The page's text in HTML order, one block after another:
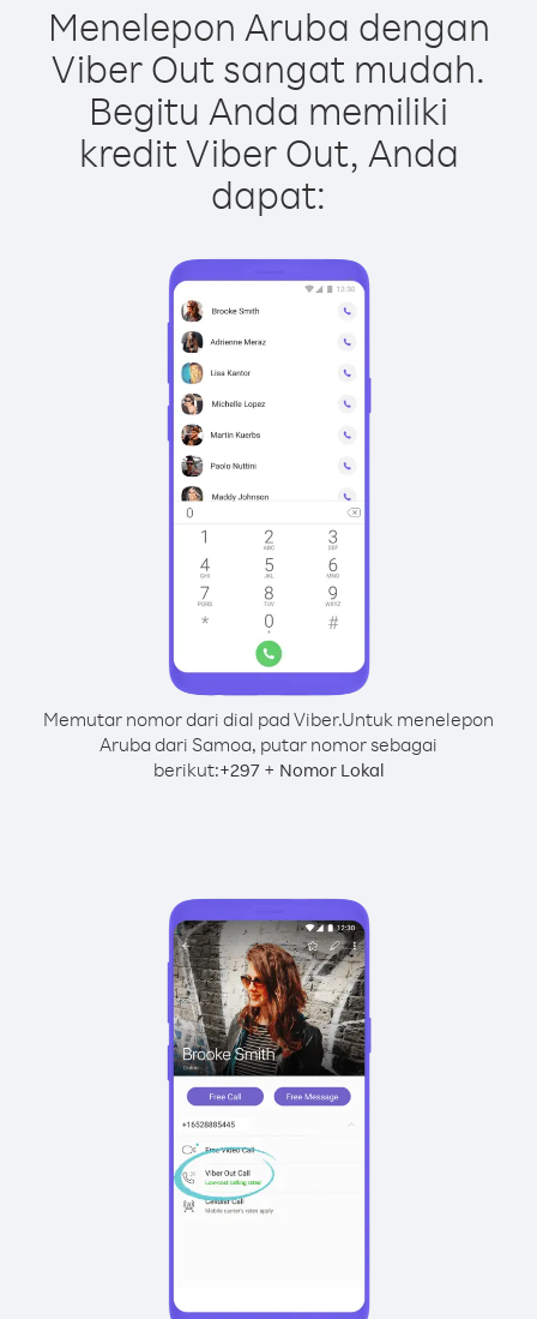
Menelepon Aruba dengan
Viber Out sangat mudah.
Begitu Anda memiliki
kredit Viber Out, Anda
dapat:
Memutar nomor dari dial pad Viber.Untuk menelepon
Aruba dari Samoa, putar nomor sebagai
berikut:+297+ Nomor Lokal